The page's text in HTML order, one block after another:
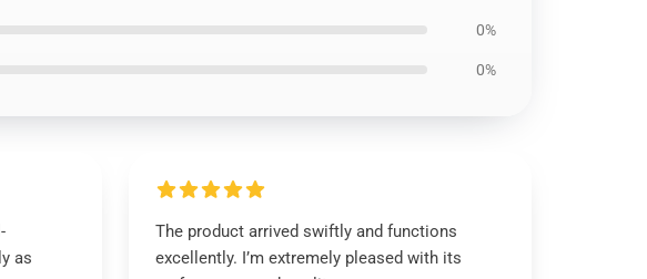
0%
0%
as
The product arrived swiftly and functions
excellently. I’m extremely pleased with its